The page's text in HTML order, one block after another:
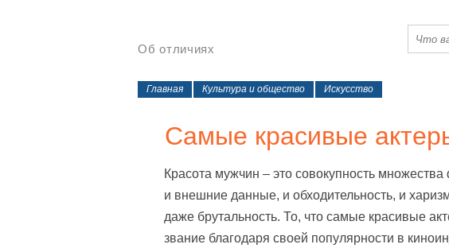
Об отличиях
Главная Культура и общество Искусство
Самые красивые
Красота мужчин – это совокупность
и внешние данные, и обходительность, и
даже брутальность. То, что самые красивые
звание благодаря своей популярности в